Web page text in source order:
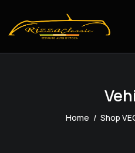
Home Shop